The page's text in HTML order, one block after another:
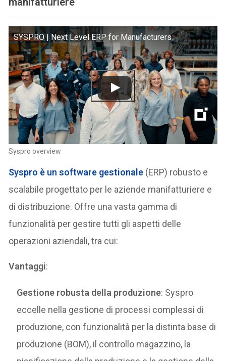
SYSPRO | Next Level ERP for Manufacturers
Syspro overview
Syspro è un software gestionale (ERP) robusto e
scalabile progettato per le aziende manifatturiere e
di distribuzione. Offre una vasta gamma di
funzionalità per gestire tutti gli aspetti delle
operazioni aziendali, tra cui:
Vantaggi:
Gestione robusta della produzione: Syspro
eccelle nella gestione di processi complessi di
produzione, con funzionalità per la distinta base di
produzione (BOM), il controllo magazzino, la